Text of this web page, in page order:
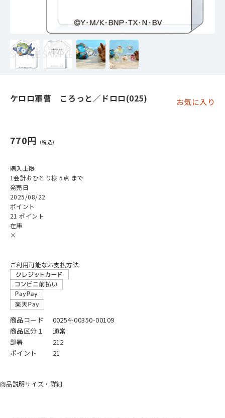
ケロロ軍曹 ころっと／ドロロ(025) お気に入り
770円
購入上限
1会計おひとり様 5点 まで
発売日
2025/08/22
ポイント
21 ポイント
在庫
×
ご利用可能なお支払方法
商品コード
00254-00350-00109
商品区分１
通常
部署
212
ポイント
21
商品説明サイズ・詳細